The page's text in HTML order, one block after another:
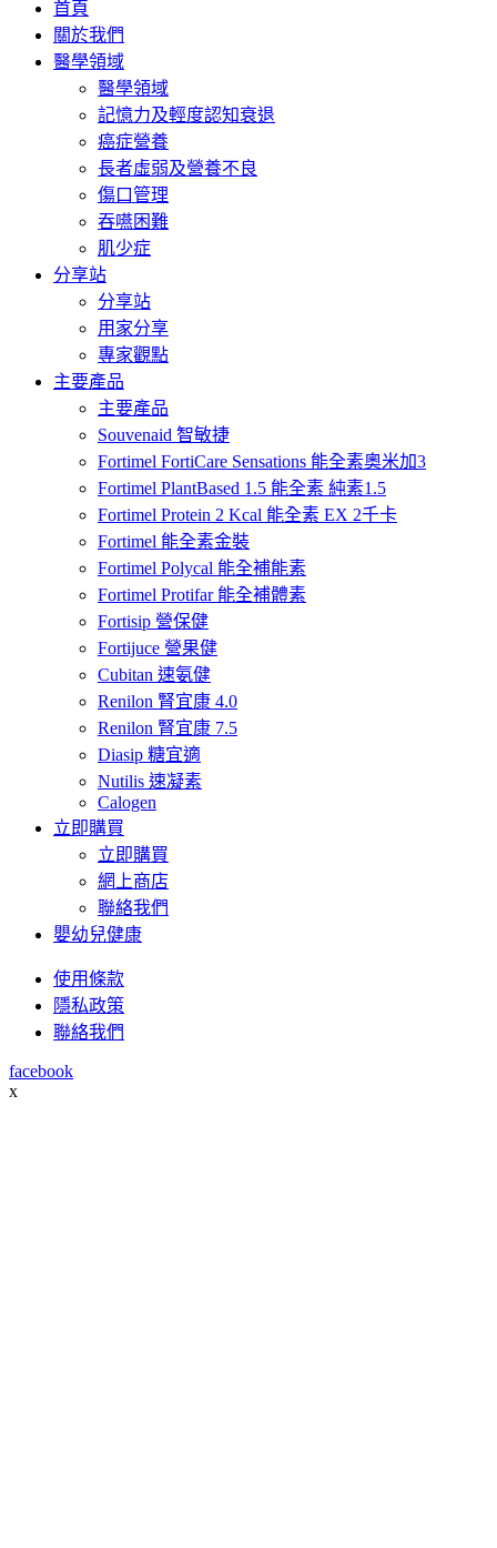
首頁
關於我們
醫學領域
醫學領域
記憶力及輕度認知衰退
癌症營養
長者虛弱及營養不良
傷口管理
吞嚥困難
肌少症
分享站
分享站
用家分享
專家觀點
主要產品
主要產品
Souvenaid 智敏捷
Fortimel FortiCare Sensations 能全素奧米加3
Fortimel PlantBased 1.5 能全素 純素1.5
Fortimel Protein 2 Kcal 能全素 EX 2千卡
Fortimel 能全素金裝
Fortimel Polycal 能全補能素
Fortimel Protifar 能全補體素
Fortisip 營保健
Fortijuce 營果健
Cubitan 速氨健
Renilon 腎宜康 4.0
Renilon 腎宜康 7.5
Diasip 糖宜適
Nutilis 速凝素
Calogen
立即購買
立即購買
網上商店
聯絡我們
嬰幼兒健康
使用條款
隱私政策
聯絡我們
facebook
x